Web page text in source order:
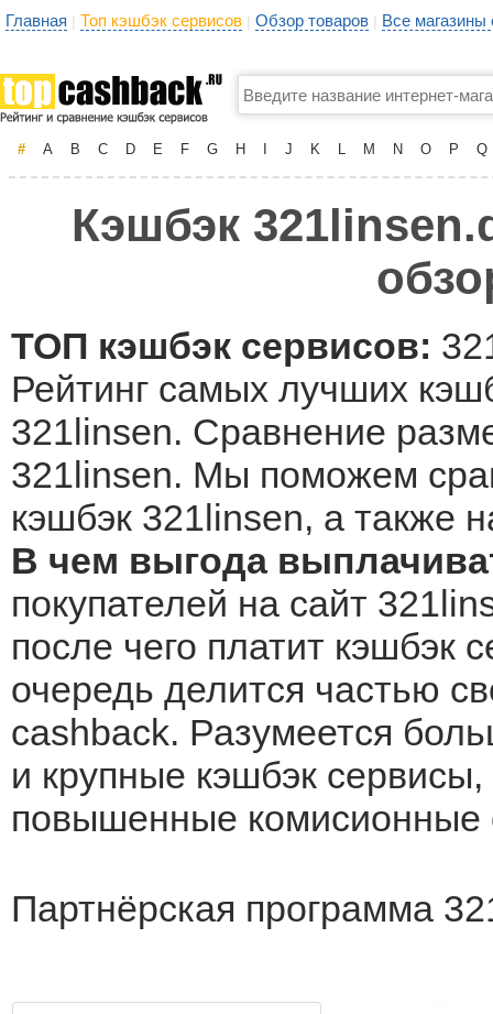
Главная | Топ кэшбэк сервисов | Обзор товаров | Все
# A B C D E F G H J K L M N O P Q
Кэшбэк
ТОП кэшбэк сервисов:
Рейтинг самых лучших
321linsen. Сравнение
321linsen. Мы поможем
кэшбэк 321linsen, а также
В чем выгода
покупателей на сайт
после чего платит кэшбэк
очередь делится частью
cashback. Разумеется
и крупные кэшбэк
повышенные комисионные
Партнёрская программа